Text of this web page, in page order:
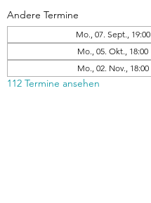
Andere Termine
Mo., 07. Sept., 19:00
Mo., 05. Okt., 18:00
Mo., 02. Nov., 18:00
112 Termine ansehen